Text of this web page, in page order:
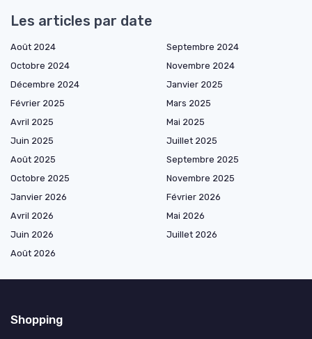
Les articles par date
Août 2024
Septembre 2024
Octobre 2024
Novembre 2024
Décembre 2024
Janvier 2025
Février 2025
Mars 2025
Avril 2025
Mai 2025
Juin 2025
Juillet 2025
Août 2025
Septembre 2025
Octobre 2025
Novembre 2025
Janvier 2026
Février 2026
Avril 2026
Mai 2026
Juin 2026
Juillet 2026
Août 2026
Shopping